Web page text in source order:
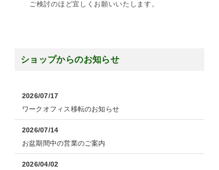
ご検討のほど宜しくお願いいたします。
ショップからのお知らせ
2026/07/17
ワークオフィス移転のお知らせ
2026/07/14
お盆期間中の営業のご案内
2026/04/02